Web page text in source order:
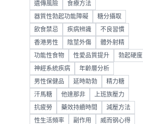
遺傳風險 食療方法
器質性勃起功能障礙 糖分攝取
飲食禁忌 疾病辨識 不良習慣
香港男性 陰莖外傷 體外射精
功能性食物 性愛品質提升 勃起硬度
神經系統疾病 年齡層分析
男性保健品 延時助勃 精力糖
汗馬糖 他達那非 上班族壓力
抗疲勞 藥效持續時間 減壓方法
性生活頻率 副作用 威而钢心得